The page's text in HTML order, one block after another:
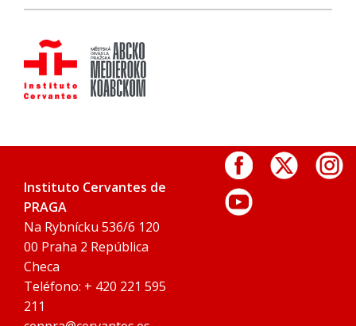
Instituto Cervantes de
PRAGA
Na Rybnícku 536/6 120
00 Praha 2 República
Checa
Teléfono: + 420 221 595
211